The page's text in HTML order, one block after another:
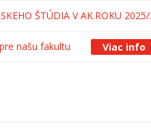
ŠTÚDIA V AK.ROKU
našu fakultu Viac info